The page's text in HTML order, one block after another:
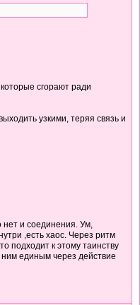
сгорают ради
узкими, теряя связь и
нет и соединения. Ум,
,есть хаос. Через ритм
подходит к этому таинству
единым через действие